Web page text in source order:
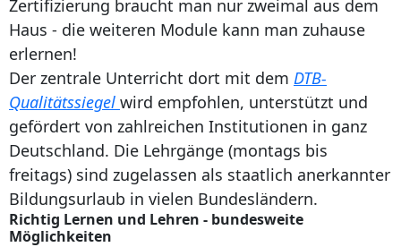
Zertifizierung braucht man nur zweimal aus dem
Haus - die weiteren Module kann man zuhause
erlernen!
Der zentrale Unterricht dort mit dem DTB-
Qualitätssiegel wird empfohlen, unterstützt und
gefördert von zahlreichen Institutionen in ganz
Deutschland. Die Lehrgänge (montags bis
freitags) sind zugelassen als staatlich anerkannter
Bildungsurlaub in vielen Bundesländern.
Richtig Lernen und Lehren - bundesweite
Möglichkeiten